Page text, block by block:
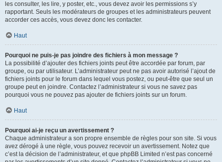
les consulter, les lire, y poster, etc., vous devez avoir les permissions s’y
rapportant. Seuls les modérateurs de groupes et les administrateurs peuvent
accorder ces accès, vous devez donc les contacter.
Haut
Pourquoi ne puis-je pas joindre des fichiers à mon message ?
La possibilité d’ajouter des fichiers joints peut être accordée par forum, par
groupe, ou par utilisateur. L’administrateur peut ne pas avoir autorisé l’ajout de
fichiers joints pour le forum dans lequel vous postez, ou peut-être que seul un
groupe peut en joindre. Contactez l’administrateur si vous ne savez pas
pourquoi vous ne pouvez pas ajouter de fichiers joints sur un forum.
Haut
Pourquoi ai-je reçu un avertissement ?
Chaque administrateur a son propre ensemble de règles pour son site. Si vous
avez dérogé à une règle, vous pouvez recevoir un avertissement. Notez que
c’est la décision de l’administrateur, et que phpBB Limited n’est pas concerné